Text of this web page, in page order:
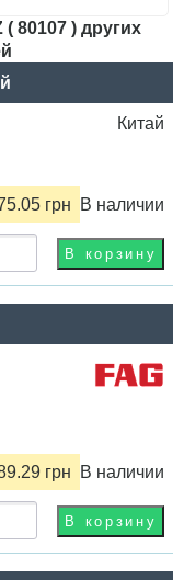
80107 ) других
Китай
грн В наличии
грн В наличии